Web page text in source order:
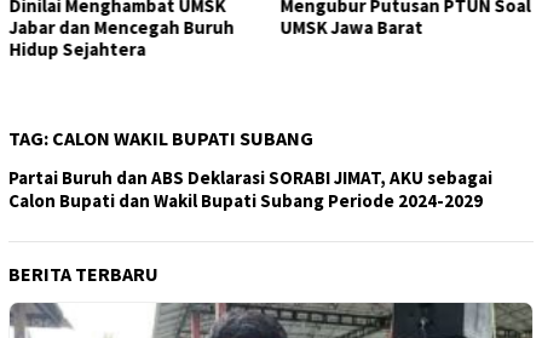
UMSK
Buruh
Mengubur Putusan PTUN Soal
UMSK Jawa Barat
Mulyadi
Pemberhentian
TAG: CALON WAKIL BUPATI SUBANG
Partai Buruh dan ABS Deklarasi SORABI JIMAT, AKU sebagai
Calon Bupati dan Wakil Bupati Subang Periode 2024-2029
BERITA TERBARU